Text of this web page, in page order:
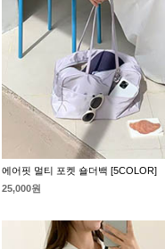
에어핏 멀티 포켓 숄더백 [5COLOR]
25,000원